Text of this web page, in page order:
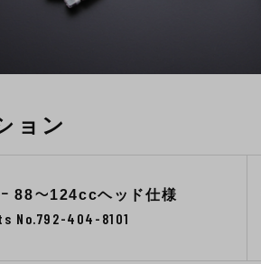
ョン
88〜124ccヘッド仕様
No.792-404-8101